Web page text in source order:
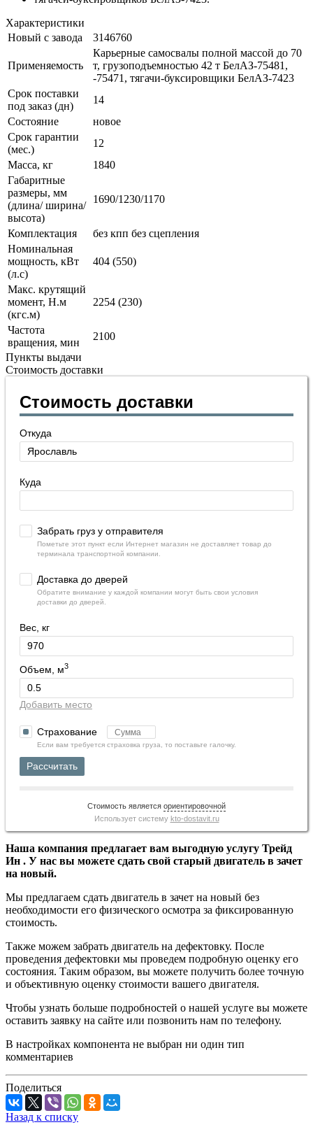
Характеристики
Новый с завода
3146760
Применяемость
Карьерные самосвалы полной массой до 70
т, грузоподъемностью 42 т БелАЗ-75481,
-75471, тягачи-буксировщики БелАЗ-7423
Срок поставки
под заказ (дн)
14
Состояние
новое
Срок гарантии
(мес.)
12
Масса, кг
1840
Габаритные
размеры, мм
(длина/ ширина/
высота)
1690/1230/1170
Комплектация
без кпп без сцепления
Номинальная
мощность, кВт
(л.с)
404 (550)
Макс. крутящий
момент, Н.м
(кгс.м)
2254 (230)
Частота
вращения, мин
2100
Пункты выдачи
Стоимость доставки
Стоимость доставки
Откуда
Куда
Забрать груз у отправителя
Пометьте этот пункт если Интернет магазин не доставляет товар до
терминала транспортной компании.
Доставка до дверей
Обратите внимание у каждой компании могут быть свои условия
доставки до дверей.
Вес, кг
Объем, м3
Добавить место
Страхование
Если вам требуется страховка груза, то поставьте галочку.
Рассчитать
Стоимость является ориентировочной
Использует систему kto-dostavit.ru
Наша компания предлагает вам выгодную услугу Трейд
Ин . У нас вы можете сдать свой старый двигатель в зачет
на новый.
Мы предлагаем сдать двигатель в зачет на новый без
необходимости его физического осмотра за фиксированную
стоимость.
Также можем забрать двигатель на дефектовку. После
проведения дефектовки мы проведем подробную оценку его
состояния. Таким образом, вы можете получить более точную
и объективную оценку стоимости вашего двигателя.
Чтобы узнать больше подробностей о нашей услуге вы можете
оставить заявку на сайте или позвонить нам по телефону.
В настройках компонента не выбран ни один тип
комментариев
Поделиться
Назад к списку